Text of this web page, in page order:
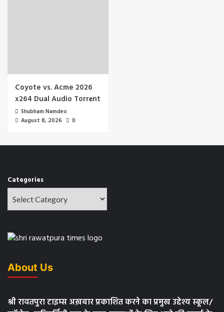
Coyote vs. Acme 2026
x264 Dual Audio Torr𝐞nt
Shubham Namdeo
August 8, 2026
0
Categories
About Us
श्री रावतपुरा टाइम्स अख़बार प्रकाशित करने का प्रमुख उद्देश्य स्कूल/